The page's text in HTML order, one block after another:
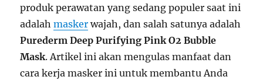
produk perawatan yang sedang populer saat ini
adalahmasker wajah, dan salah satunya adalah
Purederm Deep Purifying Pink O2 Bubble
Mask. Artikel ini akan mengulas manfaat dan
cara kerja masker ini untuk membantu Anda